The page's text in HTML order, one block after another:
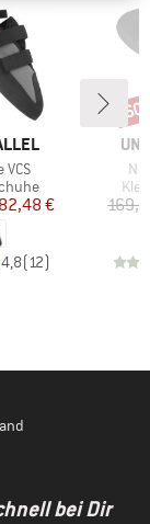
VCS
Preis
82,48 €
4,8(12)
bei Dir